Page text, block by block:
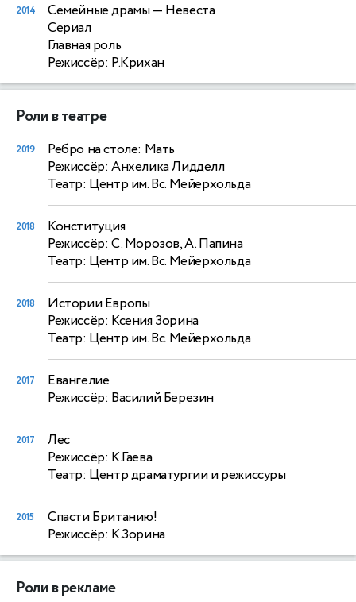
2014 Семейные драмы— Невеста
Сериал
Главная роль
Режиссёр: Р.Крихан
Роли в театре
2019
Ребро на столе: Мать
Режиссёр: Анхелика Лидделл
Театр: Центр им. Вс. Мейерхольда
2018
Конституция
Режиссёр: С. Морозов, А. Папина
Театр: Центр им. Вс. Мейерхольда
2018
Истории Европы
Режиссёр: Ксения Зорина
Театр: Центр им. Вс. Мейерхольда
2017
Евангелие
Режиссёр: Василий Березин
2017
Лес
Режиссёр: К.Гаева
Театр: Центр драматургии и режиссуры
2015
Спасти Британию!
Режиссёр: К.Зорина
Роли в рекламе